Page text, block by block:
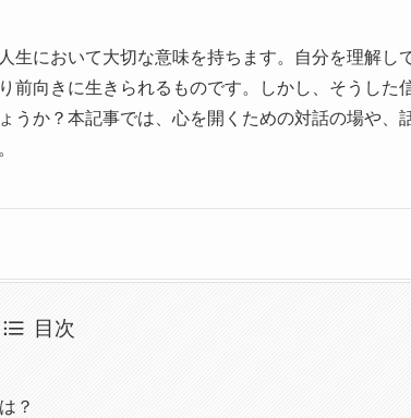
生において大切な意味を持ちます。自分を理解し
前向きに生きられるものです。しかし、そうした
うか？本記事では、心を開くための対話の場や、
目次
？